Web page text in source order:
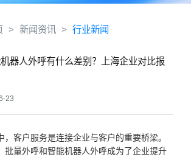
> 新闻资讯 > 行业新闻
器人外呼有什么差别？上海企业对比报
23
，客户服务是连接企业与客户的重要桥梁。
批量外呼和智能机器人外呼成为了企业提升